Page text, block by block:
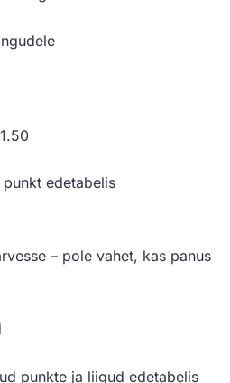
edetabelis
– pole vahet, kas panus
punkte ja liigud edetabelis